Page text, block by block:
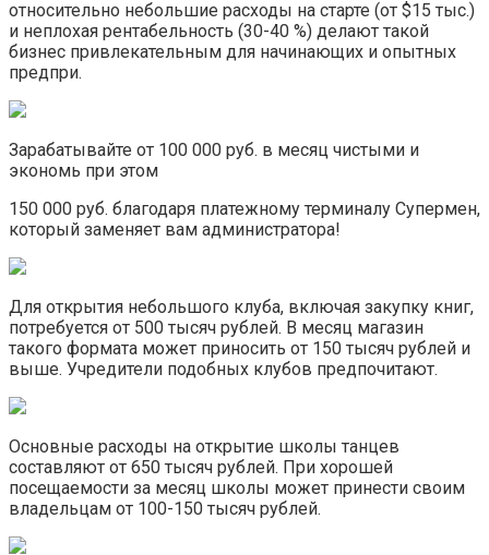
относительно небольшие расходы на старте (от $15 тыс.)
и неплохая рентабельность (30-40 %) делают такой
бизнес привлекательным для начинающих и опытных
предпри.
Зарабатывайте от 100 000 руб. в месяц чистыми и
экономь при этом
150 000 руб. благодаря платежному терминалу Супермен,
который заменяет вам администратора!
Для открытия небольшого клуба, включая закупку книг,
потребуется от 500 тысяч рублей. В месяц магазин
такого формата может приносить от 150 тысяч рублей и
выше. Учредители подобных клубов предпочитают.
Основные расходы на открытие школы танцев
составляют от 650 тысяч рублей. При хорошей
посещаемости за месяц школы может принести своим
владельцам от 100-150 тысяч рублей.